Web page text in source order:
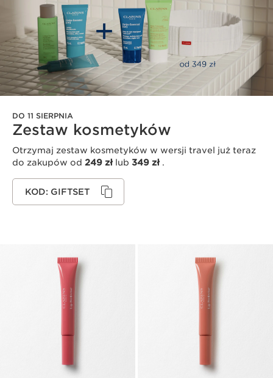
DO 11 SIERPNIA
Zestaw kosmetyków
Otrzymaj zestaw kosmetyków w wersji travel już teraz
do zakupów od 249 zł lub 349 zł .
KOD: GIFTSET